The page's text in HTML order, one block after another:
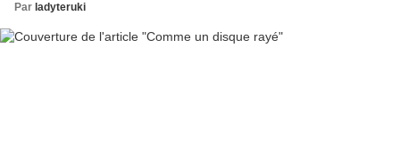
Par ladyteruki